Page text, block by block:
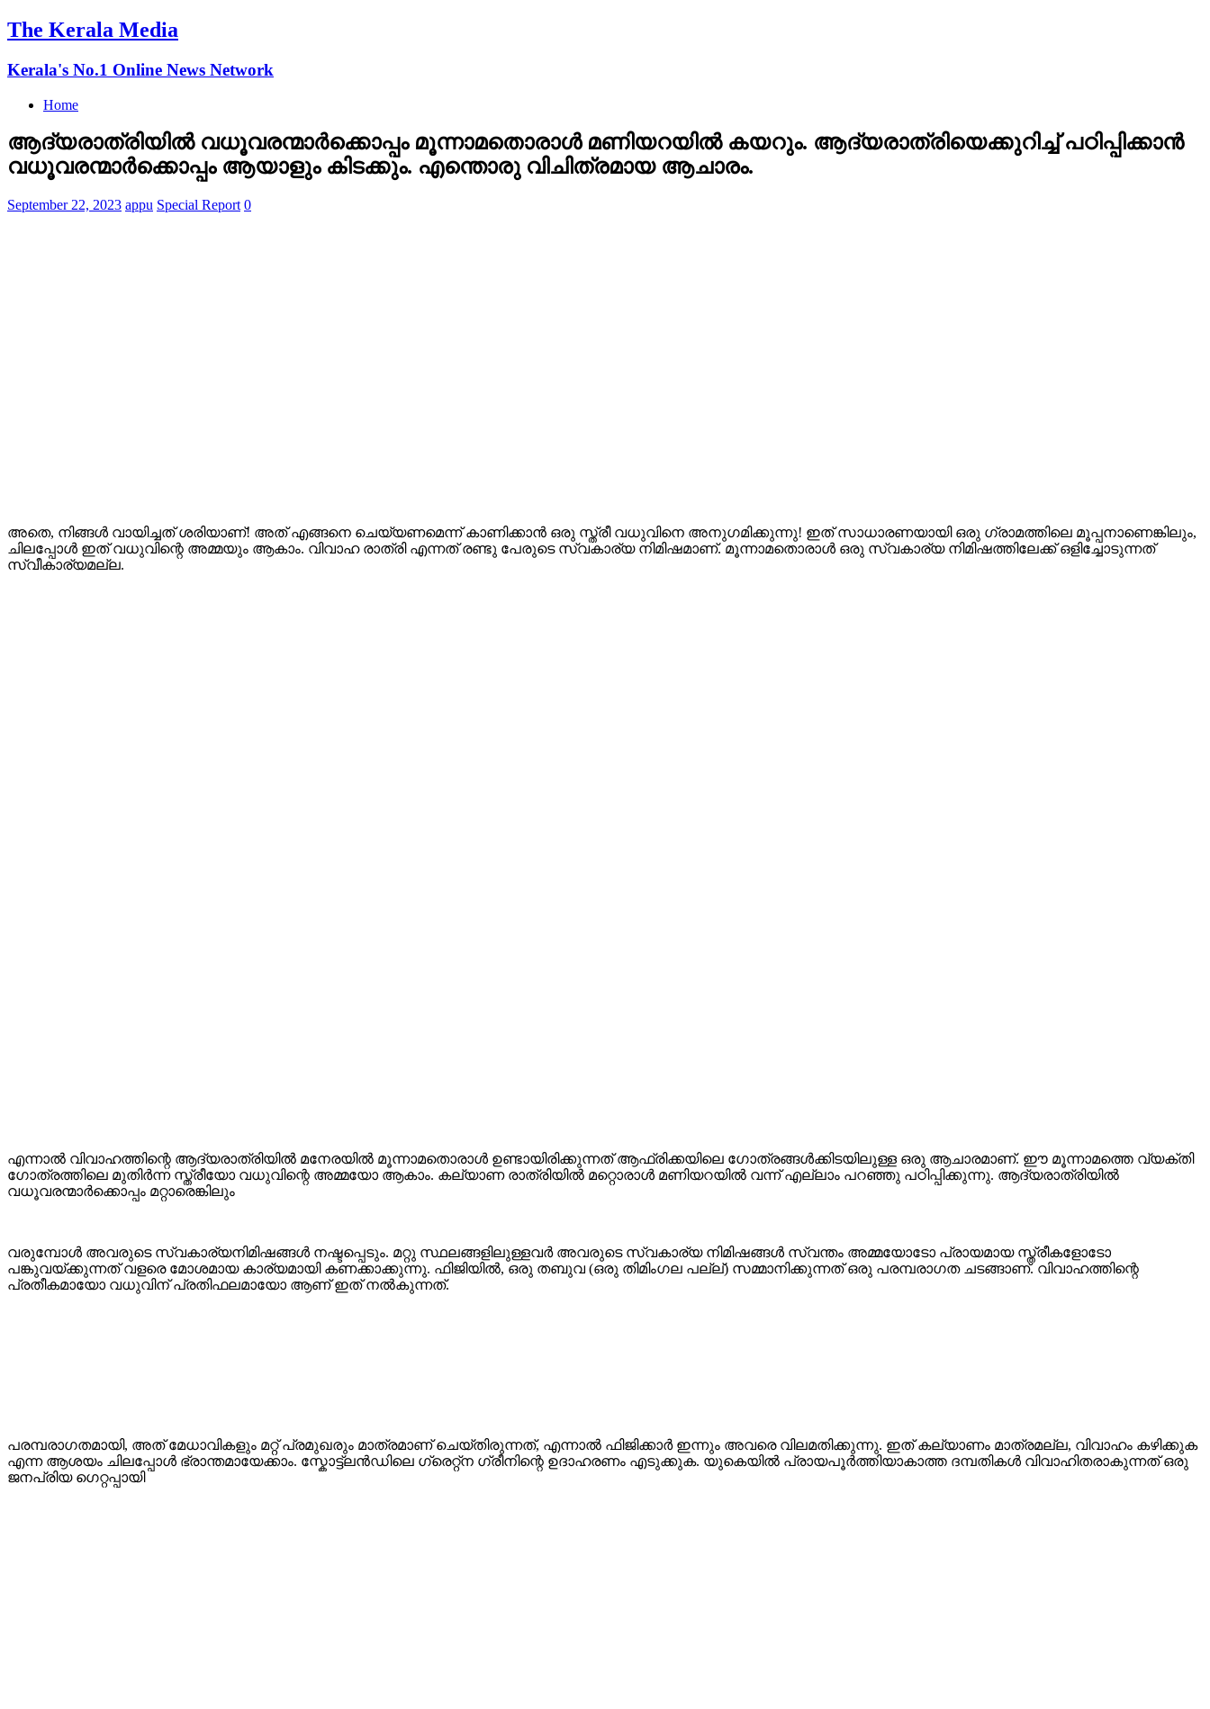
The Kerala Media
Kerala's No.1 Online News Network
Home
ആദ്യരാത്രിയിൽ വധൂവരന്മാർക്കൊപ്പം മൂന്നാമതൊരാൾ മണിയറയില്‍ കയറും. ആദ്യരാത്രിയെക്കുറിച്ച് പഠിപ്പിക്കാൻ
വധൂവരന്മാർക്കൊപ്പം ആയാളും കിടക്കും. എന്തൊരു വിചിത്രമായ ആചാരം.
September 22, 2023 appu Special Report 0
അതെ, നിങ്ങൾ വായിച്ചത് ശരിയാണ്! അത് എങ്ങനെ ചെയ്യണമെന്ന് കാണിക്കാൻ ഒരു സ്ത്രീ വധുവിനെ അനുഗമിക്കുന്നു! ഇത് സാധാരണയായി ഒരു ഗ്രാമത്തിലെ മൂപ്പനാണെങ്കിലും,
ചിലപ്പോൾ ഇത് വധുവിന്റെ അമ്മയും ആകാം. വിവാഹ രാത്രി എന്നത് രണ്ടു പേരുടെ സ്വകാര്യ നിമിഷമാണ്. മൂന്നാമതൊരാൾ ഒരു സ്വകാര്യ നിമിഷത്തിലേക്ക് ഒളിച്ചോടുന്നത്
സ്വീകാര്യമല്ല.
എന്നാൽ വിവാഹത്തിന്റെ ആദ്യരാത്രിയിൽ മനേരയിൽ മൂന്നാമതൊരാൾ ഉണ്ടായിരിക്കുന്നത് ആഫ്രിക്കയിലെ ഗോത്രങ്ങൾക്കിടയിലുള്ള ഒരു ആചാരമാണ്. ഈ മൂന്നാമത്തെ വ്യക്തി
ഗോത്രത്തിലെ മുതിർന്ന സ്ത്രീയോ വധുവിന്റെ അമ്മയോ ആകാം. കല്യാണ രാത്രിയിൽ മറ്റൊരാൾ മണിയറയിൽ വന്ന് എല്ലാം പറഞ്ഞു പഠിപ്പിക്കുന്നു. ആദ്യരാത്രിയിൽ
വധൂവരന്മാർക്കൊപ്പം മറ്റാരെങ്കിലും
വരുമ്പോൾ അവരുടെ സ്വകാര്യനിമിഷങ്ങൾ നഷ്ടപ്പെടും. മറ്റു സ്ഥലങ്ങളിലുള്ളവർ അവരുടെ സ്വകാര്യ നിമിഷങ്ങൾ സ്വന്തം അമ്മയോടോ പ്രായമായ സ്ത്രീകളോടോ
പങ്കുവയ്ക്കുന്നത് വളരെ മോശമായ കാര്യമായി കണക്കാക്കുന്നു. ഫിജിയിൽ, ഒരു തബുവ (ഒരു തിമിംഗല പല്ല്) സമ്മാനിക്കുന്നത് ഒരു പരമ്പരാഗത ചടങ്ങാണ്. വിവാഹത്തിന്റെ
പ്രതീകമായോ വധുവിന് പ്രതിഫലമായോ ആണ് ഇത് നൽകുന്നത്.
പരമ്പരാഗതമായി, അത് മേധാവികളും മറ്റ് പ്രമുഖരും മാത്രമാണ് ചെയ്തിരുന്നത്, എന്നാൽ ഫിജിക്കാർ ഇന്നും അവരെ വിലമതിക്കുന്നു. ഇത് കല്യാണം മാത്രമല്ല, വിവാഹം കഴിക്കുക
എന്ന ആശയം ചിലപ്പോൾ ഭ്രാന്തമായേക്കാം. സ്കോട്ട്ലൻഡിലെ ഗ്രെറ്റ്ന ഗ്രീനിന്റെ ഉദാഹരണം എടുക്കുക. യുകെയിൽ പ്രായപൂർത്തിയാകാത്ത ദമ്പതികൾ വിവാഹിതരാകുന്നത് ഒരു
ജനപ്രിയ ഗെറ്റപ്പായി